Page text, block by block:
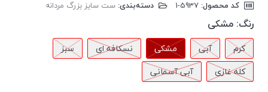
کد محصول: دسته‌بندی: ست سایز بزرگ مردانه
رنگ: مشکی
کرم آبی مشکی نسکافه ای
سبز
کله غازی
آبی آسمانی